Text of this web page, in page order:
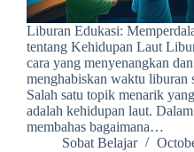
Liburan Edukasi:
tentang Kehidupan Laut
cara yang menyenangkan
menghabiskan waktu liburan
Salah satu topik menarik
adalah kehidupan laut.
membahas bagaimana…
Sobat Belajar